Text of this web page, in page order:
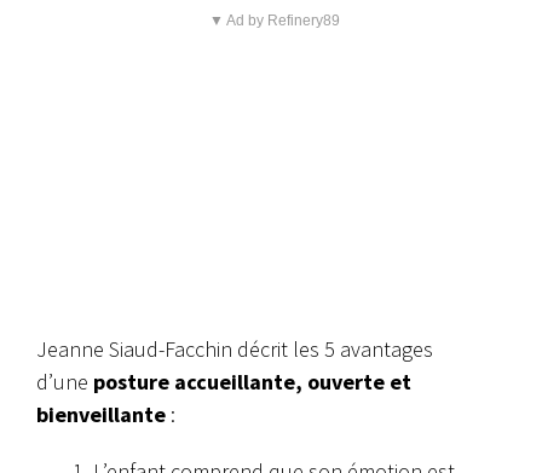
▼ Ad by Refinery89
Jeanne Siaud-Facchin décrit les 5 avantages
d’une posture accueillante, ouverte et
bienveillante :